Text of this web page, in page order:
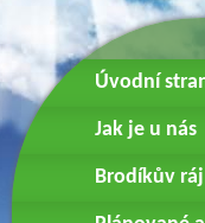
Úvodní
Jak je u nás
Brodíkův ráj